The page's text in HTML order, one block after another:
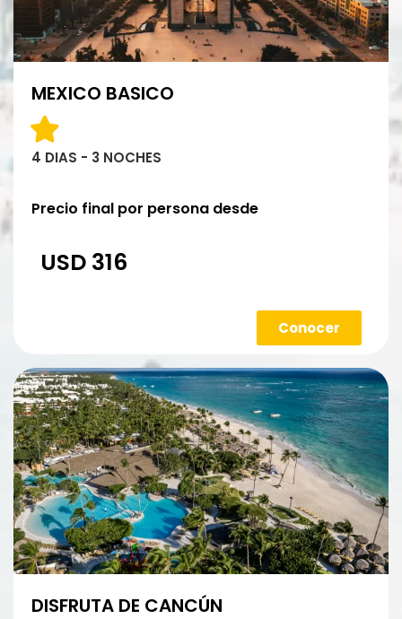
MEXICO BASICO
4 DIAS - 3 NOCHES
Precio final por persona desde
USD 316
Conocer
DISFRUTA DE CANCÚN